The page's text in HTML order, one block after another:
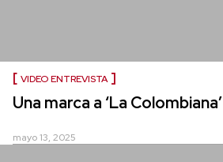
VIDEO ENTREVISTA
Una marca a ‘La Colombiana’
mayo 13, 2025